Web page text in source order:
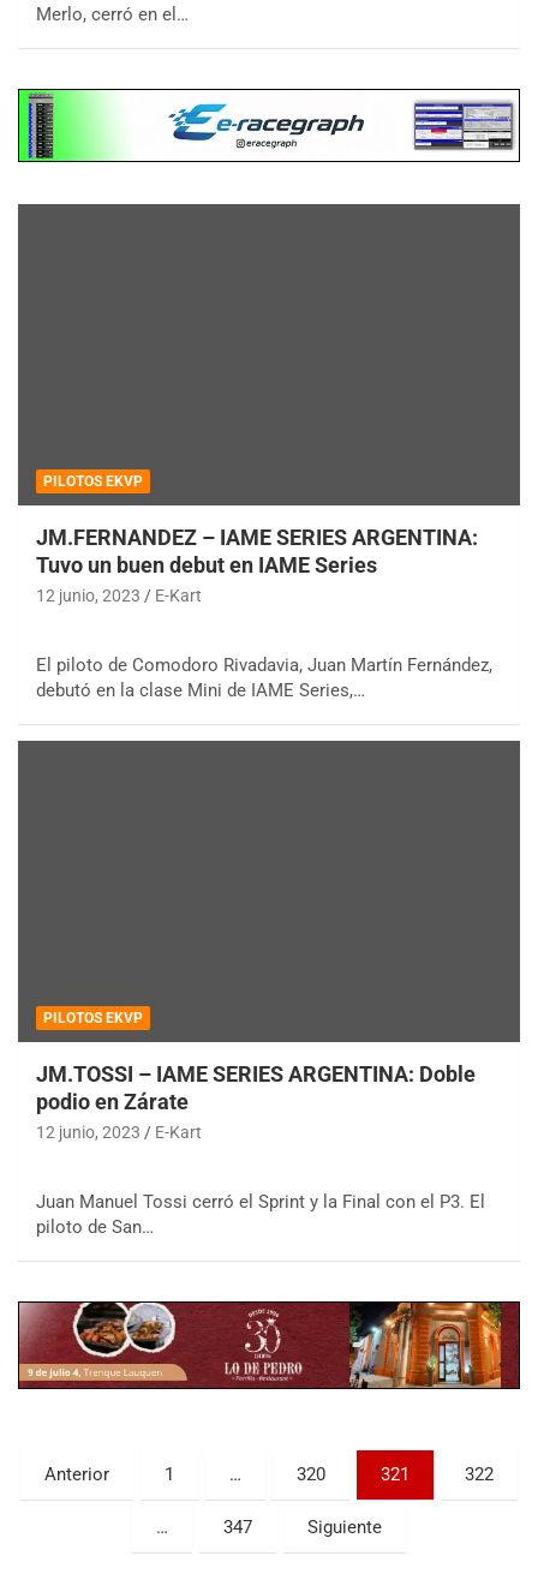
Merlo, cerró en el…
PILOTOS EKVP
JM.FERNANDEZ – IAME SERIES ARGENTINA:
Tuvo un buen debut en IAME Series
12 junio, 2023 E-Kart
El piloto de Comodoro Rivadavia, Juan Martín Fernández,
debutó en la clase Mini de IAME Series,…
PILOTOS EKVP
JM.TOSSI – IAME SERIES ARGENTINA: Doble
podio en Zárate
12 junio, 2023 E-Kart
Juan Manuel Tossi cerró el Sprint y la Final con el P3. El
piloto de San…
Paginación
de
entradas
Anterior 1 … 320 321 322
… 347 Siguiente
COBERTURA ESPECIAL DE E-KART.COM.AR
08/09-AGO
IAME SERIES ARGENTINA 6
Ramiro Tot (Asfalto)
Baradero (Buenos Aires)
Villaguay (Entre Ríos)